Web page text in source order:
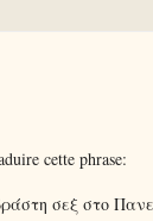
cette phrase:
σεξ στο